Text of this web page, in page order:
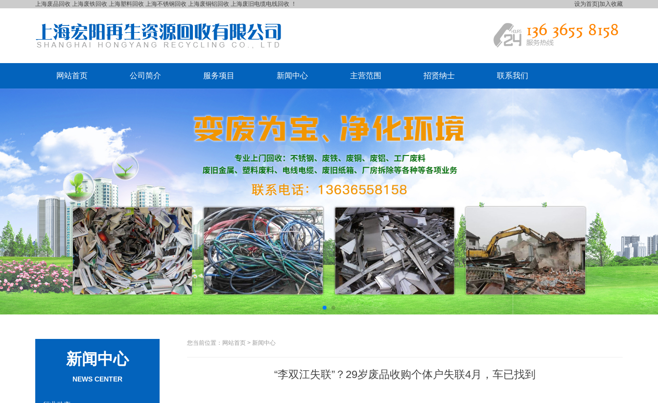
上海废品回收 上海废铁回收 上海塑料回收 上海不锈钢回收 上海废铜铝回收 上海废旧电缆电线回收 ！ 设为首页 加入收藏
网站首页 公司简介 服务项目 新闻中心 主营范围 招贤纳士 联系我们
新闻中心
NEWS CENTER
您当前位置：网站首页 > 新闻中心
“李双江失联”？29岁废品收购个体户失联4月，车已找到